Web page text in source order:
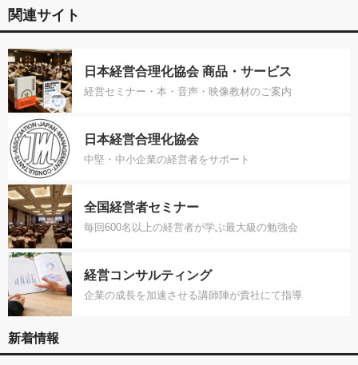
関連サイト
日本経営合理化協会 商品・サービス
経営セミナー・本・音声・映像教材のご案内
日本経営合理化協会
中堅・中小企業の経営者をサポート
全国経営者セミナー
毎回600名以上の経営者が学ぶ最大級の勉強会
経営コンサルティング
企業の成長を加速させる講師陣が貴社にて指導
新着情報